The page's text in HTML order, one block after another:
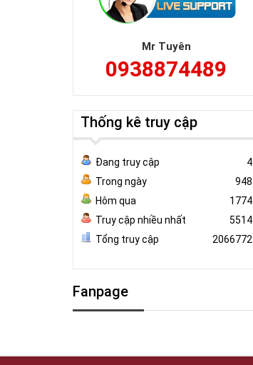
Mr Tuyên
0938874489
Thống kê truy cập
Đang truy cập
4
Trong ngày
948
Hôm qua
1774
Truy cập nhiều nhất
5514
Tổng truy cập
2066772
Fanpage